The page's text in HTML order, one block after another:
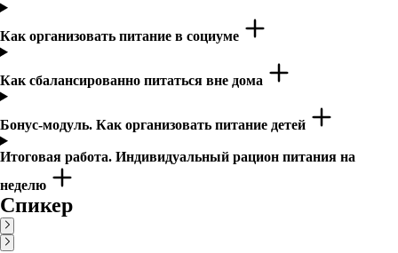
Как организовать питание в социуме
Как сбалансированно питаться вне дома
Бонус-модуль. Как организовать питание детей
Итоговая работа. Индивидуальный рацион питания на
неделю
Спикер